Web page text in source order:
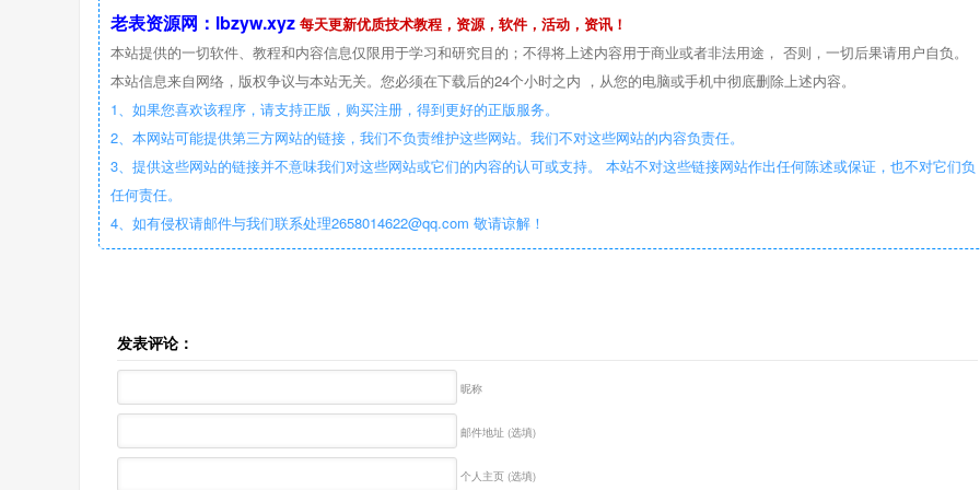
老表资源网：lbzyw.xyz 每天更新优质技术教程，资源，软件，活动，资讯！
本站提供的一切软件、教程和内容信息仅限用于学习和研究目的；不得将上述内容用于商业或者非法用途， 否则，一切后果请用户自负。
本站信息来自网络，版权争议与本站无关。您必须在下载后的24个小时之内 ，从您的电脑或手机中彻底删除上述内容。
1、如果您喜欢该程序，请支持正版，购买注册，得到更好的正版服务。
2、本网站可能提供第三方网站的链接，我们不负责维护这些网站。我们不对这些网站的内容负责任。
3、提供这些网站的链接并不意味我们对这些网站或它们的内容的认可或支持。 本站不对这些链接网站作出任何陈述或保证，也不对它们负
任何责任。
4、如有侵权请邮件与我们联系处理2658014622@qq.com 敬请谅解！
发表评论：
昵称
邮件地址 (选填)
个人主页 (选填)